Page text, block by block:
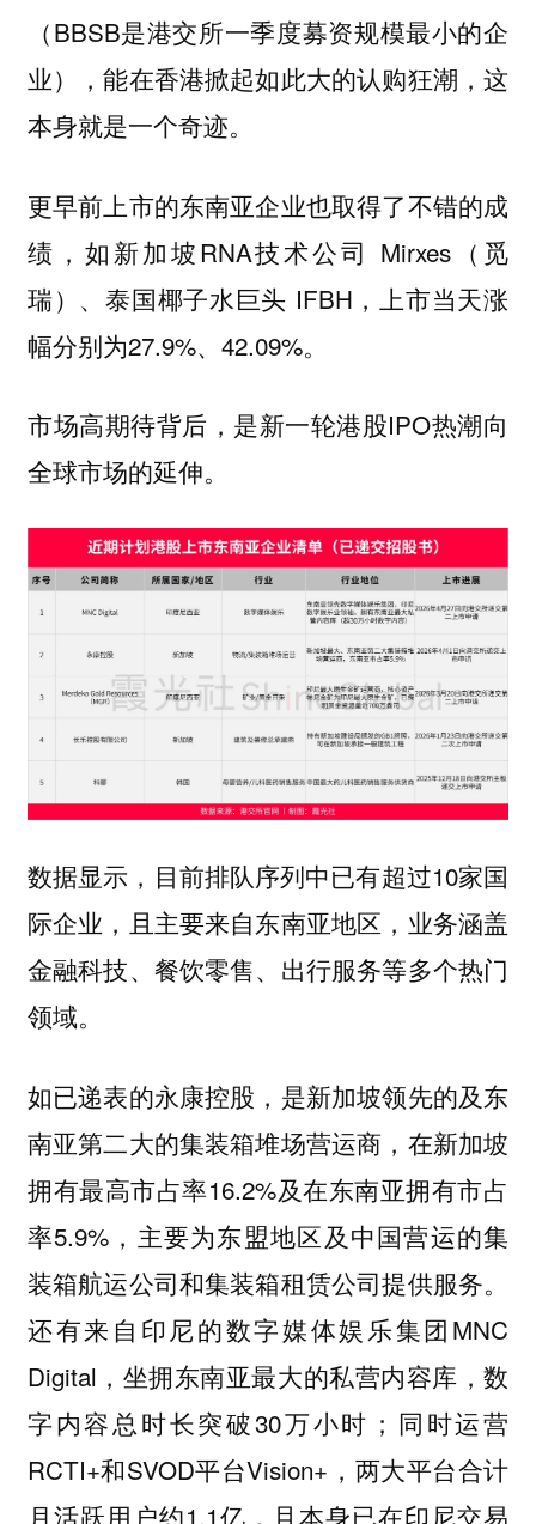
（BBSB是港交所一季度募资规模最小的企
业），能在香港掀起如此大的认购狂潮，这
本身就是一个奇迹。
更早前上市的东南亚企业也取得了不错的成
绩，如新加坡RNA技术公司 Mirxes（觅
瑞）、泰国椰子水巨头 IFBH，上市当天涨
幅分别为27.9%、42.09%。
市场高期待背后，是新一轮港股IPO热潮向
全球市场的延伸。
数据显示，目前排队序列中已有超过10家国
际企业，且主要来自东南亚地区，业务涵盖
金融科技、餐饮零售、出行服务等多个热门
领域。
如已递表的永康控股，是新加坡领先的及东
南亚第二大的集装箱堆场营运商，在新加坡
拥有最高市占率16.2%及在东南亚拥有市占
率5.9%，主要为东盟地区及中国营运的集
装箱航运公司和集装箱租赁公司提供服务。
还有来自印尼的数字媒体娱乐集团MNC
Digital，坐拥东南亚最大的私营内容库，数
字内容总时长突破30万小时；同时运营
RCTI+和SVOD平台Vision+，两大平台合计
月活跃用户约1.1亿，且本身已在印尼交易